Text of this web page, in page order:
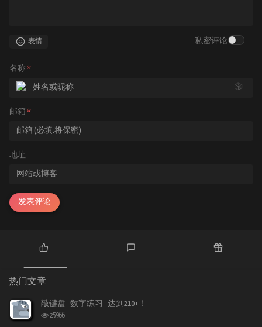
表情 私密评论
名称*
🎲
邮箱 *
地址
发表评论
门
章
热门文章
敲键盘--数字练习--达到210+！
浏
25966